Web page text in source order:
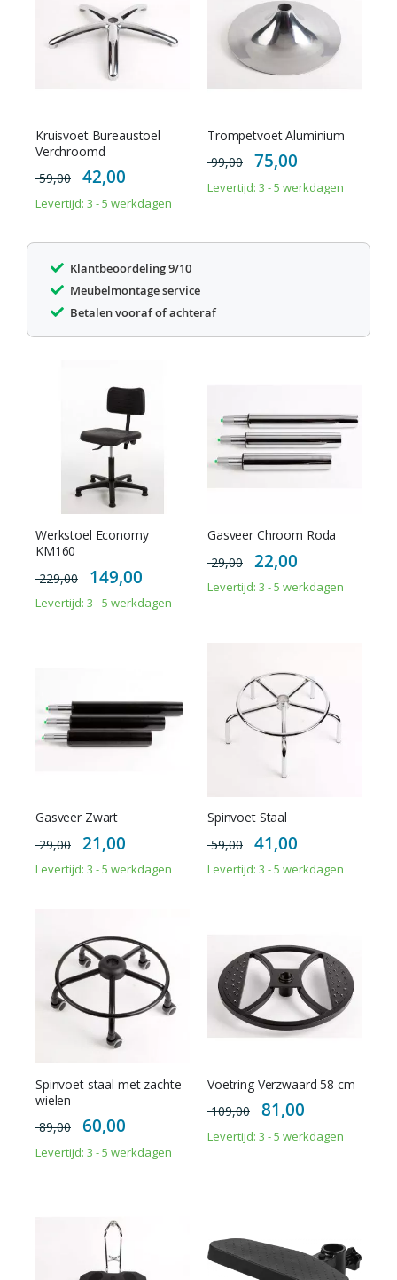
Kruisvoet Bureaustoel
Verchroomd
59,00
Special
Price
42,00
Levertijd: 3 - 5 werkdagen
Trompetvoet Aluminium
99,00
Special
Price
75,00
Levertijd: 3 - 5 werkdagen
Klantbeoordeling 9/10
Meubelmontage service
Betalen vooraf of achteraf
Werkstoel Economy
KM160
229,00
Special
Price
149,00
Levertijd: 3 - 5 werkdagen
Gasveer Chroom Roda
29,00
Special
Price
22,00
Levertijd: 3 - 5 werkdagen
Gasveer Zwart
29,00
Special
Price
21,00
Levertijd: 3 - 5 werkdagen
Spinvoet Staal
59,00
Special
Price
41,00
Levertijd: 3 - 5 werkdagen
Spinvoet staal met zachte
wielen
89,00
Special
Price
60,00
Levertijd: 3 - 5 werkdagen
Voetring Verzwaard 58 cm
109,00
Special
Price
81,00
Levertijd: 3 - 5 werkdagen